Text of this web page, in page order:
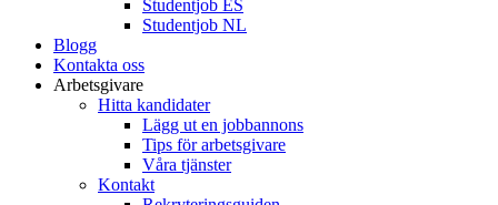
Studentjob ES
Studentjob NL
Blogg
Kontakta oss
Arbetsgivare
Hitta kandidater
Lägg ut en jobbannons
Tips för arbetsgivare
Våra tjänster
Kontakt